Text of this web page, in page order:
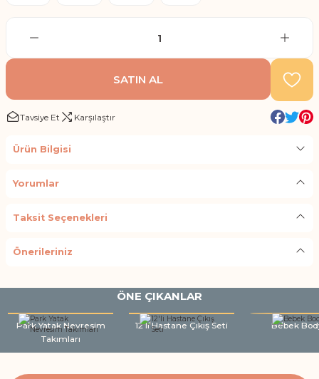
SATIN AL
Tavsiye Et Karşılaştır
Ürün Bilgisi
Yorumlar
Taksit Seçenekleri
Önerileriniz
ÖNE ÇIKANLAR
Park Yatak Nevresim
Takımları
12'li Hastane Çıkış Seti Bebek